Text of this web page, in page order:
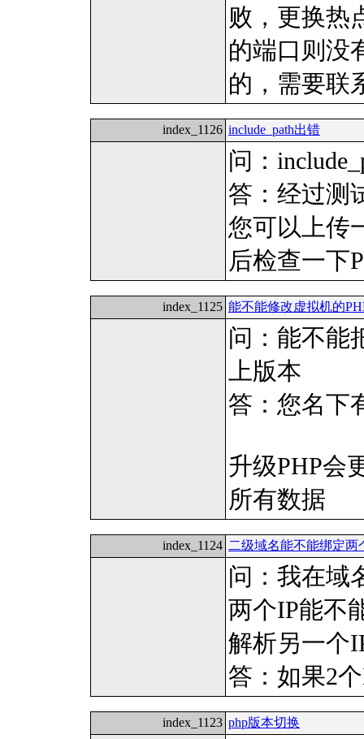
败，更换热
的端口则没
的，需要联
index_1126 include_path出错
问：
答：经过测
您可以上传
后检查一下
index_1125 能不能修改虚拟机的
问：能不能
上版本
答：您名下
升级PHP会
所有数据
index_1124 二级域名能不能绑定两
问：我在域
两个IP能不
解析另一个
答：如果2
index_1123 php版本切换